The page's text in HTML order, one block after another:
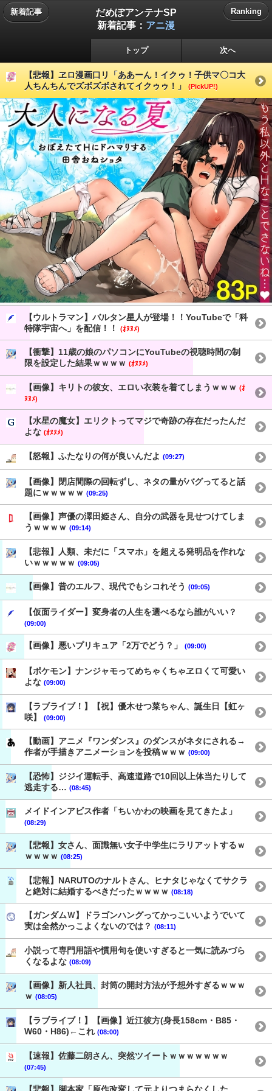
新着記事
だめぽアンテナSP
新着記事： アニ漫
Ranking
トップ 次へ
【悲報】ヱロ漫画口リ「ああーん！イクゥ！子供マ〇コ大
人ちんちんでズボズボされてイクゥゥ！」
(PickUP!)
【ウルトラマン】バルタン星人が登場！！YouTubeで「科
特隊宇宙へ」を配信！！
(ｵﾇﾇﾒ)
【衝撃】11歳の娘のパソコンにYouTubeの視聴時間の制
限を設定した結果ｗｗｗｗ (ｵﾇﾇﾒ)
【画像】キリトの彼女、エロい衣装を着てしまうｗｗｗ (ｵ
ﾇﾇﾒ)
【水星の魔女】エリクトってマジで奇跡の存在だったんだ
よな (ｵﾇﾇﾒ)
【怒報】ふたなりの何が良いんだよ (09:27)
【画像】閉店間際の回転ずし、ネタの量がバグってると話
題にｗｗｗｗｗ (09:25)
【画像】声優の澤田姫さん、自分の武器を見せつけてしま
うｗｗｗｗ (09:14)
【悲報】人類、未だに「スマホ」を超える発明品を作れな
いｗｗｗｗｗ (09:05)
【画像】昔のエルフ、現代でもシコれそう (09:05)
【仮面ライダー】変身者の人生を選べるなら誰がいい？
(09:00)
【画像】悪いプリキュア「2万でどう？」 (09:00)
【ポケモン】ナンジャモってめちゃくちゃヱロくて可愛い
よな (09:00)
【ラブライブ！】【祝】優木せつ菜ちゃん、誕生日【虹ヶ
咲】
(09:00)
【動画】アニメ『ワンダンス』のダンスがネタにされる→
作者が手描きアニメーションを投稿ｗｗｗ (09:00)
【恐怖】ジジイ運転手、高速道路で10回以上体当たりして
逃走する… (08:45)
メイドインアビス作者「ちいかわの映画を見てきたよ」
(08:29)
【悲報】女さん、面識無い女子中学生にラリアットするｗ
ｗｗｗｗ (08:25)
【悲報】NARUTOのナルトさん、ヒナタじゃなくてサクラ
と絶対に結婚するべきだったｗｗｗｗ (08:18)
【ガンダムＷ】ドラゴンハングってかっこいいようでいて
実は全然かっこよくないのでは？ (08:11)
小説って専門用語や慣用句を使いすぎると一気に読みづら
くなるよな (08:09)
【画像】新人社員、封筒の開封方法が予想外すぎるｗｗｗ
ｗ (08:05)
【ラブライブ！】【画像】近江彼方(身長158cm・B85・
W60・H86)←これ (08:00)
【速報】佐藤二朗さん、突然ツイートｗｗｗｗｗｗｗ
(07:45)